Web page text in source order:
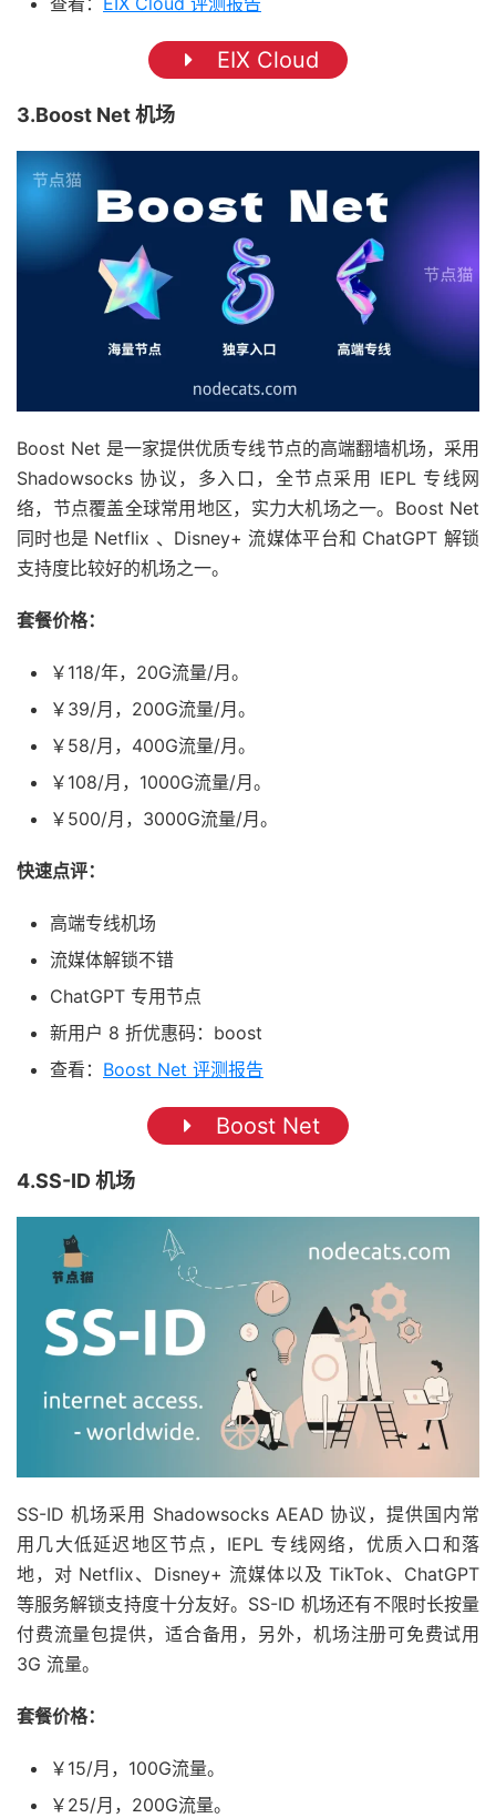
EIX Cloud
3.Boost Net 机场
Boost Net 是一家提供优质专线节点的高端翻墙机场，采用
Shadowsocks 协议，多入口，全节点采用 IEPL 专线网
络，节点覆盖全球常用地区，实力大机场之一。Boost Net
同时也是 Netflix 、Disney+ 流媒体平台和 ChatGPT 解锁
支持度比较好的机场之一。
套餐价格：
￥118/年，20G流量/月。
￥39/月，200G流量/月。
￥58/月，400G流量/月。
￥108/月，1000G流量/月。
￥500/月，3000G流量/月。
快速点评：
高端专线机场
流媒体解锁不错
ChatGPT 专用节点
新用户 8 折优惠码：boost
查看： Boost Net 评测报告
Boost Net
4.SS-ID 机场
SS-ID 机场采用 Shadowsocks AEAD 协议，提供国内常
用几大低延迟地区节点，IEPL 专线网络，优质入口和落
地，对 Netflix、Disney+ 流媒体以及 TikTok、ChatGPT
等服务解锁支持度十分友好。SS-ID 机场还有不限时长按量
付费流量包提供，适合备用，另外，机场注册可免费试用
3G 流量。
套餐价格：
￥15/月，100G流量。
￥25/月，200G流量。